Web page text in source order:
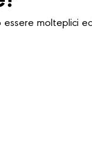
molteplici